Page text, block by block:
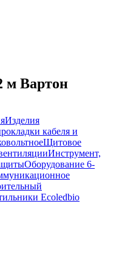
м Вартон
Изделия
кабеля и
Щитовое
Инструмент,
Оборудование 6-
Ecoledbio